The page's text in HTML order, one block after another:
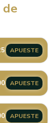
de
APUESTE
APUESTE
APUESTE